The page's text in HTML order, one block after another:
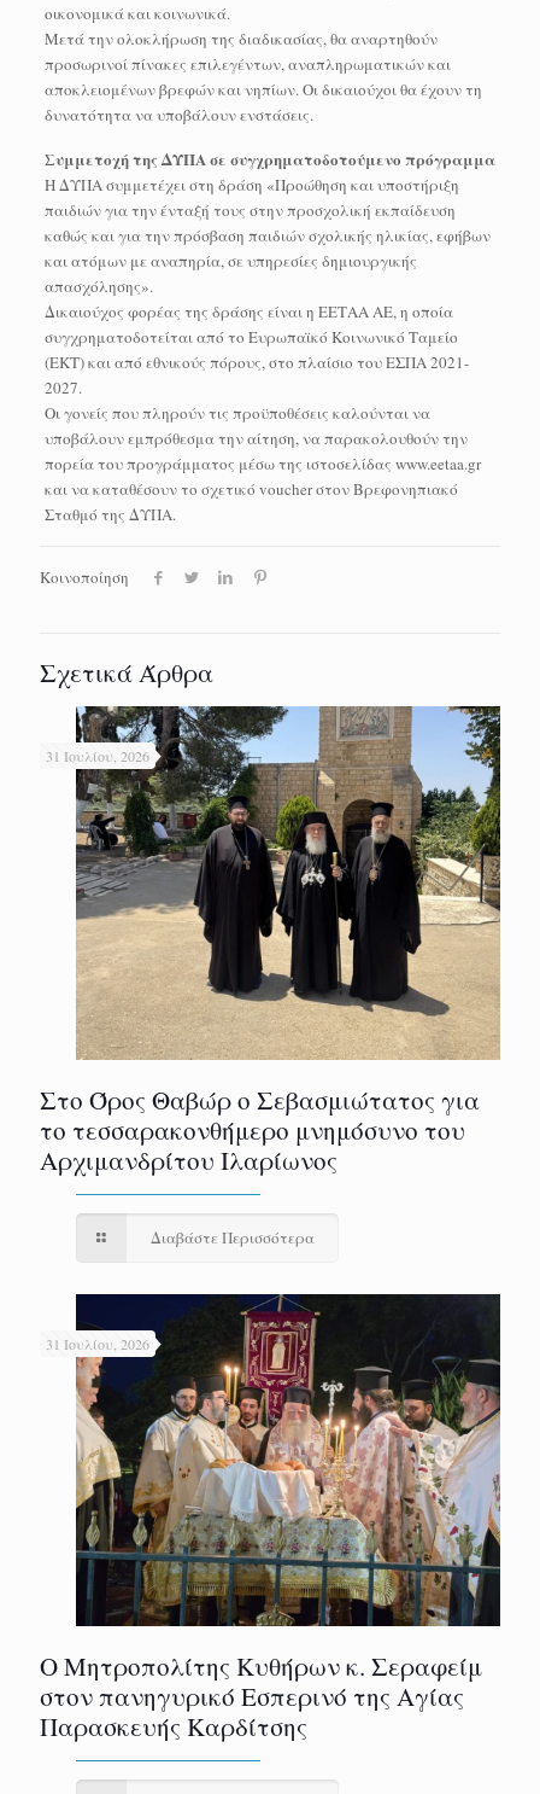
οικονομικά και κοινωνικά.
Μετά την ολοκλήρωση της διαδικασίας, θα αναρτηθούν
προσωρινοί πίνακες επιλεγέντων, αναπληρωματικών και
αποκλειομένων βρεφών και νηπίων. Οι δικαιούχοι θα έχουν τη
δυνατότητα να υποβάλουν ενστάσεις.
Συμμετοχή της ΔΥΠΑ σε συγχρηματοδοτούμενο πρόγραμμα
Η ΔΥΠΑ συμμετέχει στη δράση «Προώθηση και υποστήριξη
παιδιών για την ένταξή τους στην προσχολική εκπαίδευση
καθώς και για την πρόσβαση παιδιών σχολικής ηλικίας, εφήβων
και ατόμων με αναπηρία, σε υπηρεσίες δημιουργικής
απασχόλησης».
Δικαιούχος φορέας της δράσης είναι η ΕΕΤΑΑ ΑΕ, η οποία
συγχρηματοδοτείται από το Ευρωπαϊκό Κοινωνικό Ταμείο
(ΕΚΤ) και από εθνικούς πόρους, στο πλαίσιο του ΕΣΠΑ 2021-
2027.
Οι γονείς που πληρούν τις προϋποθέσεις καλούνται να
υποβάλουν εμπρόθεσμα την αίτηση, να παρακολουθούν την
πορεία του προγράμματος μέσω της ιστοσελίδας www.eetaa.gr
και να καταθέσουν το σχετικό voucher στον Βρεφονηπιακό
Σταθμό της ΔΥΠΑ.
Κοινοποίηση
Σχετικά Άρθρα
31 Ιουλίου, 2026
Στο Όρος Θαβώρ ο Σεβασμιώτατος για
το τεσσαρακονθήμερο μνημόσυνο του
Αρχιμανδρίτου Ιλαρίωνος
Διαβάστε Περισσότερα
31 Ιουλίου, 2026
Ο Μητροπολίτης Κυθήρων κ. Σεραφείμ
στον πανηγυρικό Εσπερινό της Αγίας
Παρασκευής Καρδίτσης